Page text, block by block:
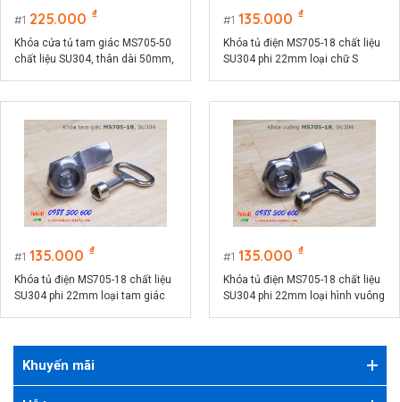
1 225.000 ₫
Khóa cửa tủ tam giác MS705-50
chất liệu SU304, thân dài 50mm,
1 135.000 ₫
Khóa tủ điện MS705-18 chất liệu
SU304 phi 22mm loại chữ S
1 135.000 ₫
Khóa tủ điện MS705-18 chất liệu
SU304 phi 22mm loại tam giác
1 135.000 ₫
Khóa tủ điện MS705-18 chất liệu
SU304 phi 22mm loại hình vuông
Khuyến mãi